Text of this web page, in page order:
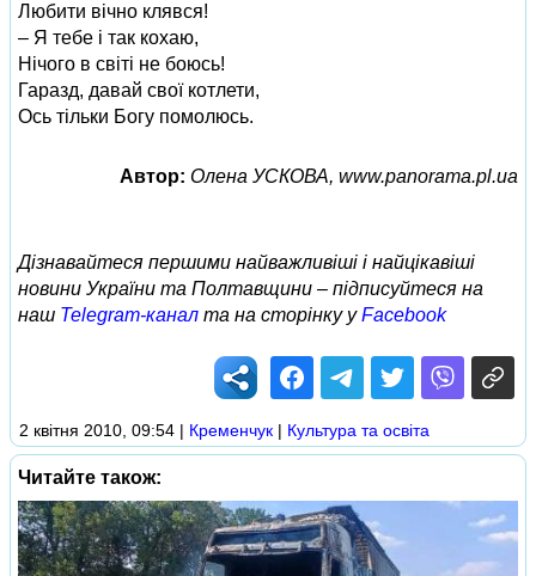
Любити вічно клявся!
– Я тебе і так кохаю,
Нічого в світі не боюсь!
Гаразд, давай свої котлети,
Ось тільки Богу помолюсь.
Автор: Олена УСКОВА, www.panorama.pl.ua
Дізнавайтеся першими найважливіші і найцікавіші
новини України та Полтавщини – підписуйтеся на
наш Telegram-канал та на сторінку уFacebook
2 квітня 2010, 09:54 | Кременчук | Культура та освіта
Читайте також: